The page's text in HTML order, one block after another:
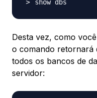
Desta vez, como
o comando retornará
todos os bancos de
servidor: